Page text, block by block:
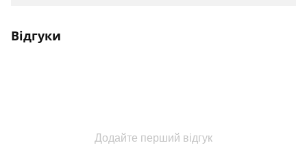
Відгуки
Додайте перший відгук